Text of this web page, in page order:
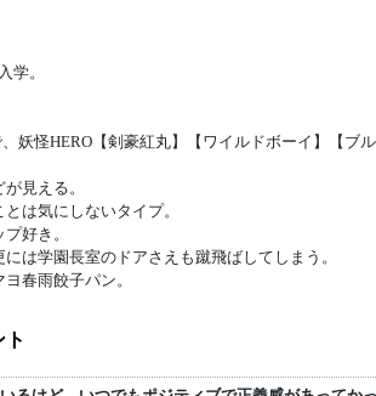
学。
妖怪HERO【剣豪紅丸】【ワイルドボーイ】【ブ
見える。
は気にしないタイプ。
好き。
は学園長室のドアさえも蹴飛ばしてしまう。
春雨餃子パン。